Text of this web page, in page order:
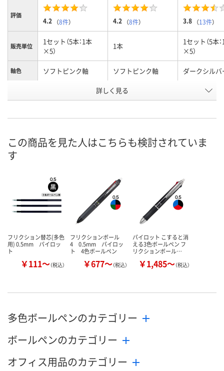
評価
4.2 （8件） 4.2 （8件） 3.8 （13件）
販売単位
1セット（5本：1本
×5）
1本
1セット（5本
×5）
軸色 ソフトピンク軸 ソフトピンク軸 ダークシルバ
P213908 P238051
8月8日（土）
詳しく見る
この商品を見た人はこちらも検討されていま
す
フリクション替芯(多色
用) 0.5mm パイロッ
ト
￥111～（税込）
フリクションボール
4 0.5mm パイロッ
ト 4色ボールペン
￥677～（税込）
パイロット こすると消
える3色ボールペン フ
リクションボール…
￥1,485～（税込）
多色ボールペンのカテゴリー
ボールペンのカテゴリー
オフィス用品のカテゴリー